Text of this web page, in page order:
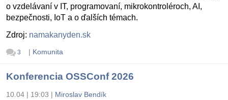
o vzdelávaní v IT, programovaní, mikrokontroléroch, AI,
bezpečnosti, IoT a o ďalších témach.
Zdroj: namakanyden.sk
3 | Komunita
Konferencia OSSConf 2026
10.04 | 19:03 | Miroslav Bendík